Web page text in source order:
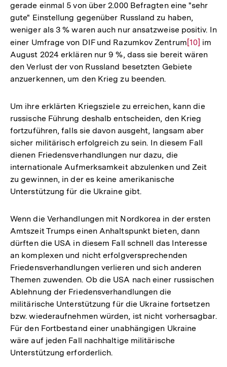
gerade einmal 5 von über 2.000 Befragten eine "sehr
gute" Einstellung gegenüber Russland zu haben,
weniger als 3 % waren auch nur ansatzweise positiv. In
einer Umfrage von DIF und Razumkov Zentrum Zur
Auflösung
der
[10] im
August 2024 erklären nur 9 %, dass sie bereit wären
den Verlust der von Russland besetzten Gebiete
anzuerkennen, um den Krieg zu beenden.
Um ihre erklärten Kriegsziele zu erreichen, kann die
russische Führung deshalb entscheiden, den Krieg
fortzuführen, falls sie davon ausgeht, langsam aber
sicher militärisch erfolgreich zu sein. In diesem Fall
dienen Friedensverhandlungen nur dazu, die
internationale Aufmerksamkeit abzulenken und Zeit
zu gewinnen, in der es keine amerikanische
Unterstützung für die Ukraine gibt.
Wenn die Verhandlungen mit Nordkorea in der ersten
Amtszeit Trumps einen Anhaltspunkt bieten, dann
dürften die USA in diesem Fall schnell das Interesse
an komplexen und nicht erfolgversprechenden
Friedensverhandlungen verlieren und sich anderen
Themen zuwenden. Ob die USA nach einer russischen
Ablehnung der Friedensverhandlungen die
militärische Unterstützung für die Ukraine fortsetzen
bzw. wiederaufnehmen würden, ist nicht vorhersagbar.
Für den Fortbestand einer unabhängigen Ukraine
wäre auf jeden Fall nachhaltige militärische
Unterstützung erforderlich.